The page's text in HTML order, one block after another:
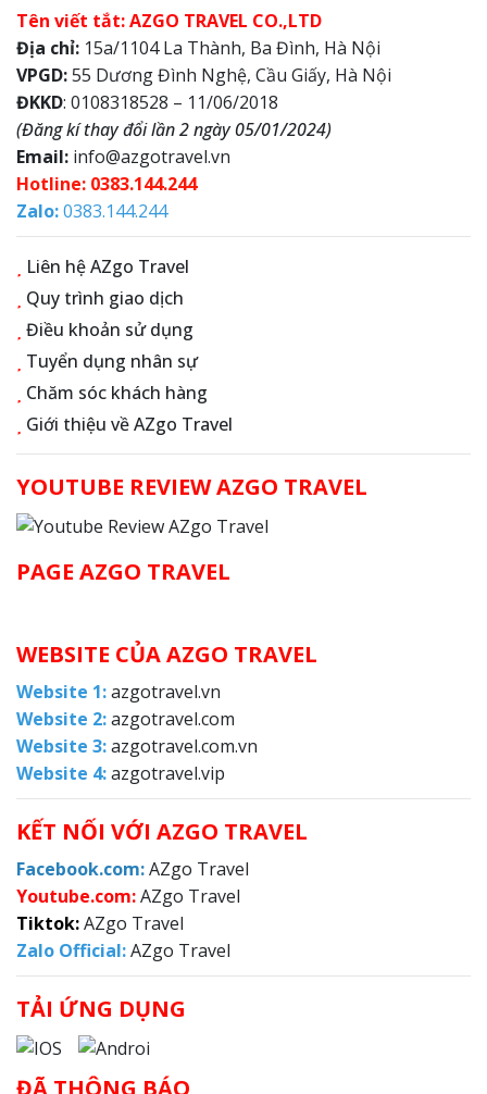
Tên viết tắt: AZGO TRAVEL CO.,LTD
Địa chỉ: 15a/1104 La Thành, Ba Đình, Hà Nội
VPGD:55 Dương Đình Nghệ, Cầu Giấy, Hà Nội
ĐKKD: 0108318528 – 11/06/2018
(Đăng kí thay đổi lần 2 ngày 05/01/2024)
Email: info@azgotravel.vn
Hotline: 0383.144.244
Zalo:0383.144.244
Liên hệ AZgo Travel
Quy trình giao dịch
Điều khoản sử dụng
Tuyển dụng nhân sự
Chăm sóc khách hàng
Giới thiệu về AZgo Travel
YOUTUBE REVIEW AZGO TRAVEL
PAGE AZGO TRAVEL
WEBSITE CỦA AZGO TRAVEL
Website 1:azgotravel.vn
Website 2:azgotravel.com
Website 3:azgotravel.com.vn
Website 4:azgotravel.vip
KẾT NỐI VỚI AZGO TRAVEL
Facebook.com:AZgo Travel
Youtube.com:AZgo Travel
Tiktok:AZgo Travel
Zalo Official:AZgo Travel
TẢI ỨNG DỤNG
ĐÃ THÔNG BÁO